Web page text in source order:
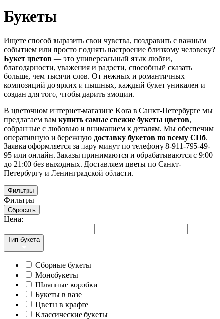
Букеты
Ищете способ выразить свои чувства, поздравить с важным
событием или просто поднять настроение близкому человеку?
Букет цветов — это универсальный язык любви,
благодарности, уважения и радости, способный сказать
больше, чем тысячи слов. От нежных и романтичных
композиций до ярких и пышных, каждый букет уникален и
создан для того, чтобы дарить эмоции.
В цветочном интернет-магазине Kora в Санкт-Петербурге мы
предлагаем вам купить самые свежие букеты цветов,
собранные с любовью и вниманием к деталям. Мы обеспечим
оперативную и бережную доставку букетов по всему СПб.
Заявка оформляется за пару минут по телефону 8-911-795-49-
95 или онлайн. Заказы принимаются и обрабатываются с 9:00
до 21:00 без выходных. Доставляем цветы по Санкт-
Петербургу и Ленинградской области.
Фильтры
Фильтры
Сбросить
Цена:
Тип букета
Сборные букеты
Монобукеты
Шляпные коробки
Букеты в вазе
Цветы в крафте
Классические букеты